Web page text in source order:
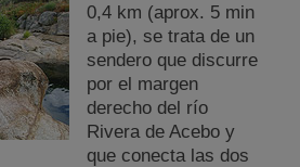
0,4 km (aprox. 5 min
a pie), se trata de un
sendero que discurre
por el margen
derecho del río
Rivera de Acebo y
que conecta las dos